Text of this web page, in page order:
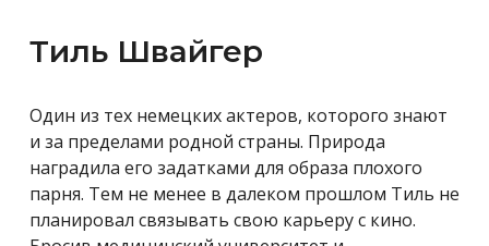
Тиль Швайгер
Один из тех немецких актеров, которого знают
и за пределами родной страны. Природа
наградила его задатками для образа плохого
парня. Тем не менее в далеком прошлом Тиль не
планировал связывать свою карьеру с кино.